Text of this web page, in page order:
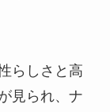
らしさと高
見られ、ナ